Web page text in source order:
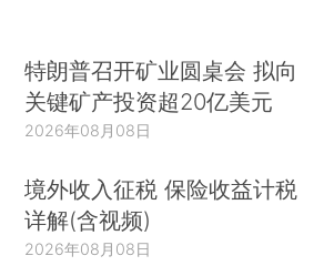
特朗普召开矿业圆桌会 拟向
关键矿产投资超20亿美元
2026年08月08日
境外收入征税 保险收益计税
详解(含视频)
2026年08月08日